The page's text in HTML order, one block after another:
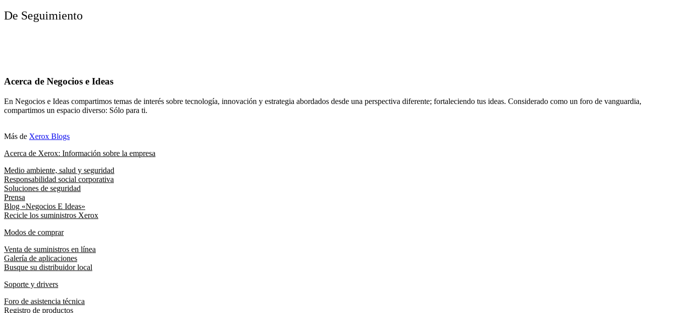
De Seguimiento
Acerca de Negocios e Ideas
En Negocios e Ideas compartimos temas de interés sobre tecnología, innovación y estrategia abordados desde una perspectiva diferente; fortaleciendo tus ideas. Considerado como un foro de vanguardia,
compartimos un espacio diverso: Sólo para ti.
Más de Xerox Blogs
Acerca de Xerox: Información sobre la empresa
Medio ambiente, salud y seguridad
Responsabilidad social corporativa
Soluciones de seguridad
Prensa
Blog «Negocios E Ideas»
Recicle los suministros Xerox
Modos de comprar
Venta de suministros en línea
Galería de aplicaciones
Busque su distribuidor local
Soporte y drivers
Foro de asistencia técnica
Registro de productos